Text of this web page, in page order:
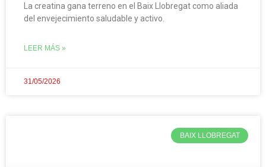
La creatina gana terreno en el Baix Llobregat como aliada
del envejecimiento saludable y activo.
LEER MÁS »
31/05/2026
BAIX LLOBREGAT